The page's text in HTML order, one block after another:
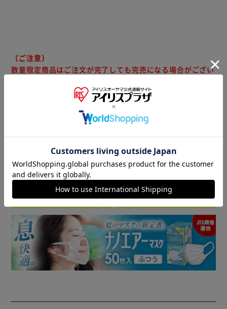
（ご注意）
数量限定商品はご注文が完了しても完売になる場合がござい
ございますのでなにとぞご了承ください。
▼ 食品・飲料おすすめ ▼